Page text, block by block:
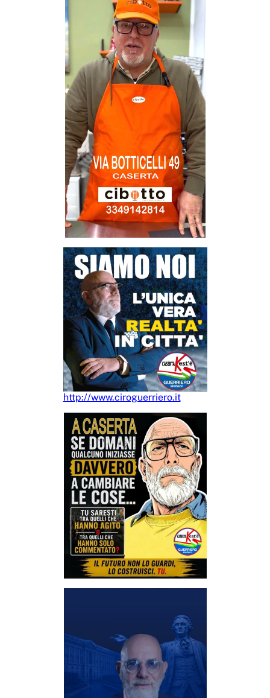
http://www.ciroguerriero.it